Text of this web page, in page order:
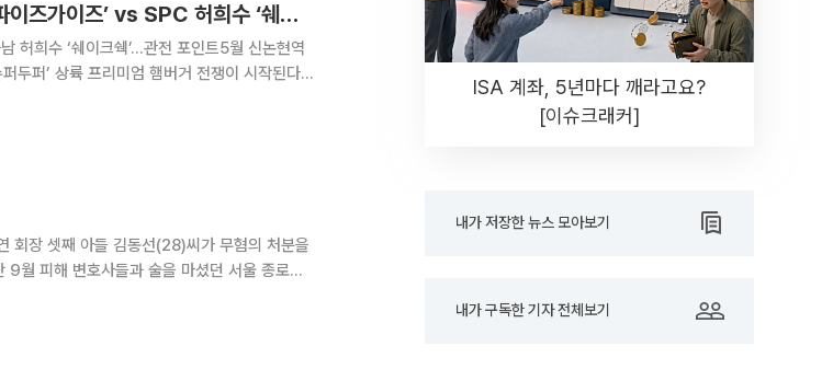
재벌 3세 햄버거 전쟁…한화 김동선 ‘파이즈가이즈’ vs SPC 허희수 ‘쉐이크쉑’ 승부
허희수 ‘쉐이크쉑’…관전 포인트5월 신논현역
전쟁이 시작된다.
회장 셋째 아들 김동선(28)씨가 무혐의 처분을
ISA 계좌, 5년마다 깨라고요?
[이슈크래커]
내가 저장한 뉴스 모아보기
내가 구독한 기자 전체보기